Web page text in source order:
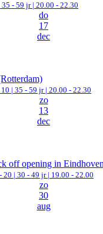
35 - 59 jr | 20.00 - 22.30
do
17
dec
| 35 - 59 jr | 20.00 - 22.30
zo
13
dec
off opening in Eindhoven
20 | 30 - 49 jr | 19.00 - 22.00
zo
30
aug